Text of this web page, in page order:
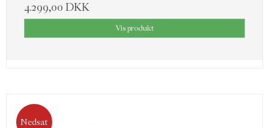
4.299,00 DKK
Vis produkt
Nedsat